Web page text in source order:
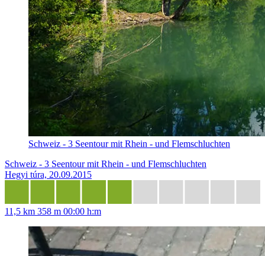
Schweiz - 3 Seentour mit Rhein - und Flemschluchten
Schweiz - 3 Seentour mit Rhein - und Flemschluchten
Hegyi túra, 20.09.2015
11,5 km 358 m 00:00 h:m